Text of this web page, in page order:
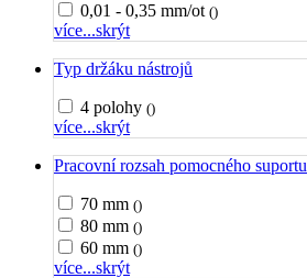
0,01 - 0,35 mm/ot ()
více...skrýt
Typ držáku nástrojů
4 polohy ()
více...skrýt
Pracovní rozsah pomocného suportu
70 mm ()
80 mm ()
60 mm ()
více...skrýt